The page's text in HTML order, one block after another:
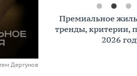
Дергунов
Премиальное
тренды, критерии,
2026